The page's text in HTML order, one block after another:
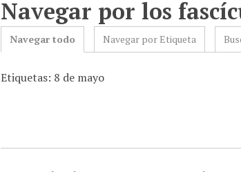
Navegar por los
Navegar todo Navegar por Etiqueta
Etiquetas: 8 de mayo